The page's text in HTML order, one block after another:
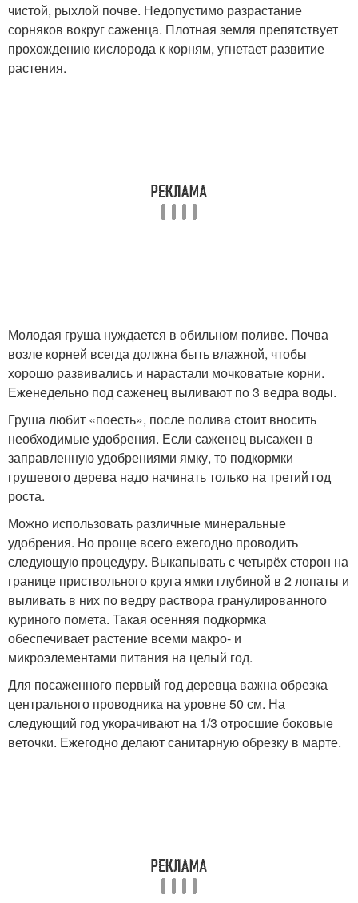
чистой, рыхлой почве. Недопустимо разрастание
сорняков вокруг саженца. Плотная земля препятствует
прохождению кислорода к корням, угнетает развитие
растения.
Молодая груша нуждается в обильном поливе. Почва
возле корней всегда должна быть влажной, чтобы
хорошо развивались и нарастали мочковатые корни.
Еженедельно под саженец выливают по 3 ведра воды.
Груша любит «поесть», после полива стоит вносить
необходимые удобрения. Если саженец высажен в
заправленную удобрениями ямку, то подкормки
грушевого дерева надо начинать только на третий год
роста.
Можно использовать различные минеральные
удобрения. Но проще всего ежегодно проводить
следующую процедуру. Выкапывать с четырёх сторон на
границе приствольного круга ямки глубиной в 2 лопаты и
выливать в них по ведру раствора гранулированного
куриного помета. Такая осенняя подкормка
обеспечивает растение всеми макро- и
микроэлементами питания на целый год.
Для посаженного первый год деревца важна обрезка
центрального проводника на уровне 50 см. На
следующий год укорачивают на 1/3 отросшие боковые
веточки. Ежегодно делают санитарную обрезку в марте.